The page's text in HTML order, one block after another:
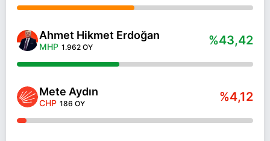
Ahmet Hikmet Erdoğan
MHP 1.962 OY %43,42
Mete Aydın
CHP 186 OY %4,12